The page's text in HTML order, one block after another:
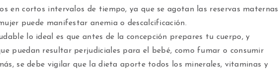
en cortos intervalos de tiempo, ya que se agotan las reservas maternas
puede manifestar anemia o descalcificación.
lo ideal es que antes de la concepción prepares tu cuerpo, y
puedan resultar perjudiciales para el bebé, como fumar o consumir
se debe vigilar que la dieta aporte todos los minerales, vitaminas y